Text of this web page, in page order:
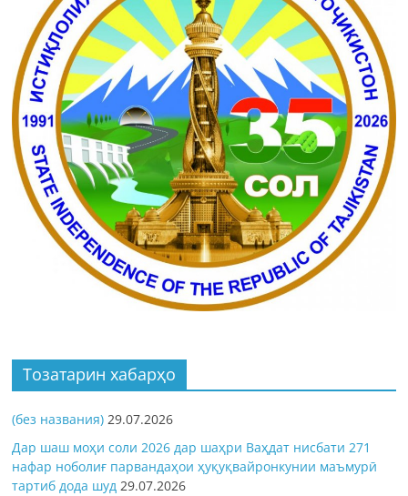
Тозатарин хабарҳо
(без названия) 29.07.2026
Дар шаш моҳи соли 2026 дар шаҳри Ваҳдат нисбати 271
нафар ноболиғ парвандаҳои ҳуқуқвайронкунии маъмурӣ
тартиб дода шуд 29.07.2026